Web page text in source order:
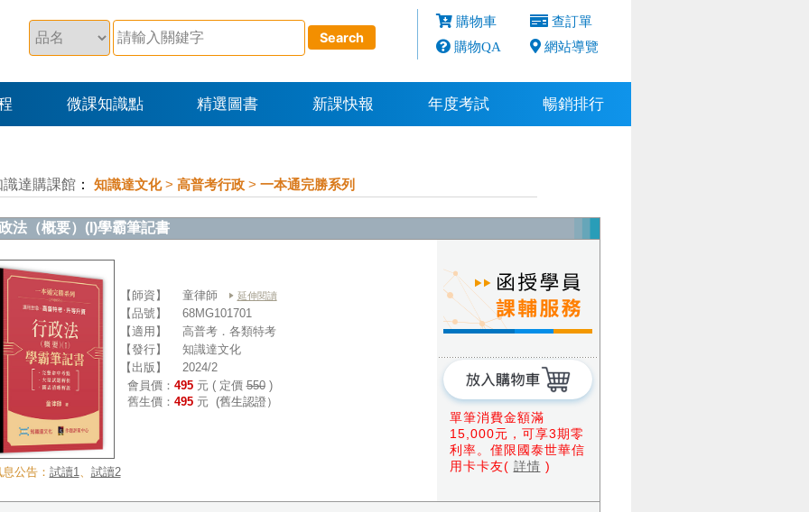
購物車
查訂單
購物QA
網站導覽
微課知識點 精選圖書 新課快報 年度考試 暢銷排行
識達購課館： 知識達文化 > 高普考行政 > 一本通完勝系列
法（概要）(I)學霸筆記書
【師資】 童律師 延伸閱讀
【品號】
68MG101701
【適用】
高普考．各類特考
【發行】
知識達文化
【出版】
2024/2
會員價： 495元 ( 定價550)
舊生價： 495元 (舊生認證）
單筆消費金額滿
15,000元，可享3期零
利率。僅限國泰世華信
用卡卡友( 詳情 )
公告： 試讀1、 試讀2